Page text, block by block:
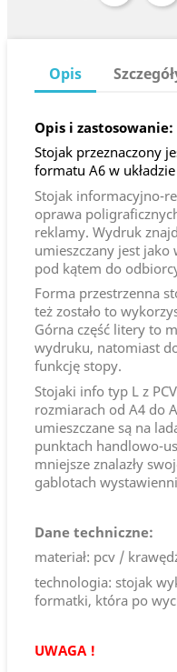
Opis
Opis i zastosowanie:
Stojak przeznaczony
formatu A6 w
Stojak informacyjno-
oprawa
reklamy. Wydruk
umieszczany jest
pod kątem do
Forma przestrzenna
też zostało to
Górna część litery to
wydruku, natomiast
funkcję stopy.
Stojaki info typ L z
rozmiarach od A4 do
umieszczane są na
punktach handlowo-
mniejsze znalazły
gablotach
Dane techniczne:
materiał: pcv /
technologia: stojak
formatki, która po
UWAGA !